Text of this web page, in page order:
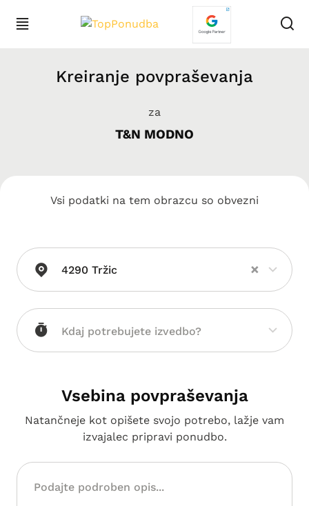
Kreiranje povpraševanja
za
T&N MODNO
Vsi podatki na tem obrazcu so obvezni
4290 Tržic ×
Vsebina povpraševanja
Natančneje kot opišete svojo potrebo, lažje vam
izvajalec pripravi ponudbo.